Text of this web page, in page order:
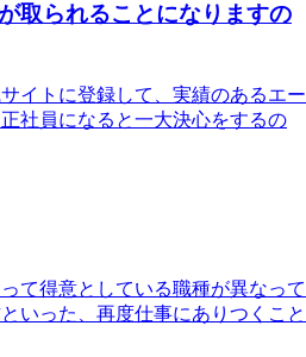
取られることになりますの
イトに登録して、実績のあるエー
社員になると一大決心をするの
て得意としている職種が異なって
いった、再度仕事にありつくこと